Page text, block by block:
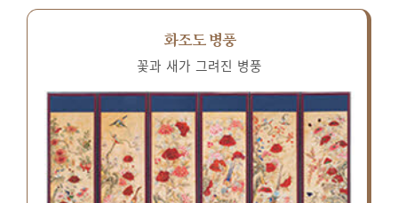
화조도 병풍
꽃과 새가 그려진 병풍